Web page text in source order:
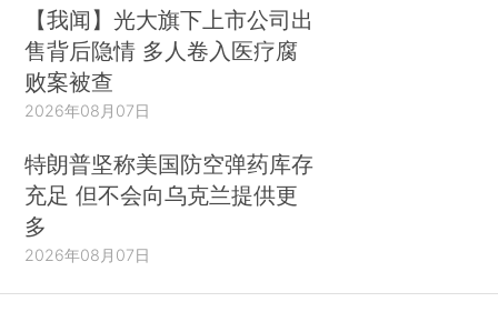
【我闻】光大旗下上市公司出
售背后隐情 多人卷入医疗腐
败案被查
2026年08月07日
特朗普坚称美国防空弹药库存
充足 但不会向乌克兰提供更
多
2026年08月07日